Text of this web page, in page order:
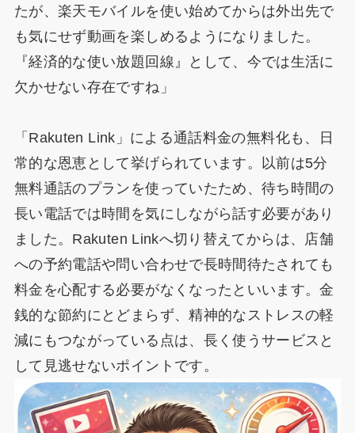
たが、楽天モバイルを使い始めてからは外出先で
も気にせず動画を楽しめるようになりました。
『経済的な使い放題回線』として、今では生活に
欠かせない存在ですね」
「Rakuten Link」による通話料金の無料化も、日
常的な恩恵として挙げられています。以前は5分
無料通話のプランを使っていたため、待ち時間の
長い電話では時間を気にしながら話す必要があり
ました。Rakuten Linkへ切り替えてからは、店舗
への予約電話や問い合わせで長時間待たされても
料金を心配する必要がなくなったといいます。金
銭的な節約にとどまらず、精神的なストレスの軽
減にもつながっている点は、長く使うサービスと
して見逃せないポイントです。